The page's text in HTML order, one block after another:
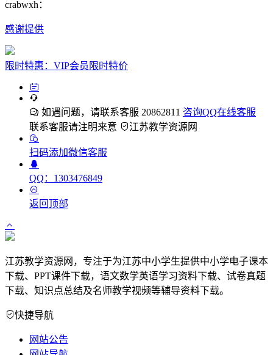
crabwxh：
感谢提供
限时特惠：VIP会员限时特价
如遇问题，请联系客服 20862811 咨询QQ在线客服
联系客服请注明来意
江苏教学资源网
扫码添加微信客服
QQ：1303476849
返回顶部
江苏教学资源网，专注于为江苏中小学生提供中小学电子课本
下载、PPT课件下载，语文数学英语学习资料下载、试卷真题
下载、知识点总结及名师教学视频等辅导资料下载。
快捷导航
网站公告